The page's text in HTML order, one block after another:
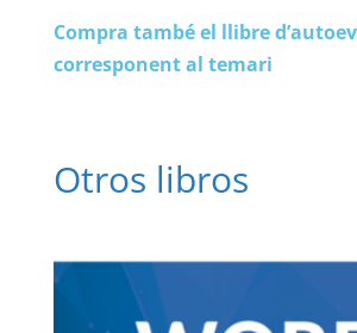
Compra també el llibre
corresponent al temari
Otros libros